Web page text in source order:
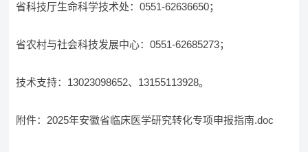
省科技厅生命科学技术处：0551-62636650；
省农村与社会科技发展中心：0551-62685273；
技术支持：13023098652、13155113928。
附件：2025年安徽省临床医学研究转化专项申报指南.doc